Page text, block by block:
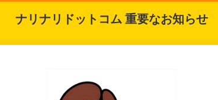
ナリナリドットコム 重要なお知らせ